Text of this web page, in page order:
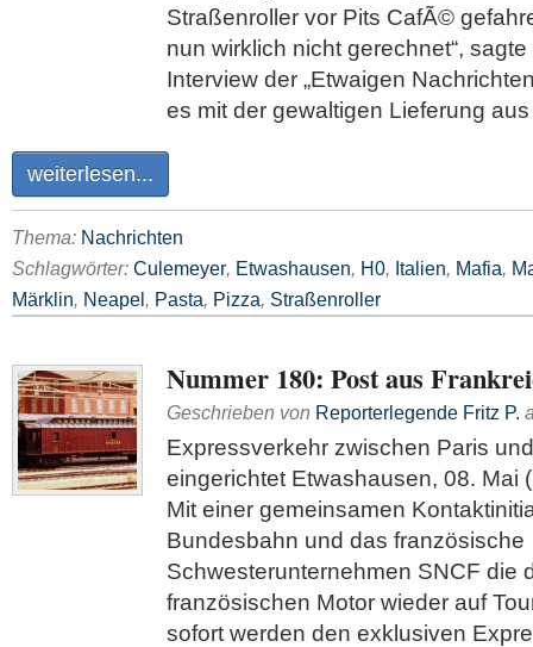
Straßenroller vor Pits CafÃ©
nun wirklich nicht gerechnet“,
Inter­view der „Etwaigen
es mit der gewaltigen Lieferung
weiterlesen...
Thema: Nachrichten
Schlagwörter: Culemeyer, Etwashausen, H0, Italien, Mafia,
Märklin, Neapel, Pasta, Pizza, Straßenroller
Nummer 180: Post aus
Geschrieben von Reporterlegende Fritz P.
Expressverkehr zwischen Paris
eingerichtet Etwashausen, 08. Mai
Mit einer gemeinsamen
Bundesbahn und das französische
Schwesterunternehmen SNCF die
französischen Motor wieder auf
sofort werden den exklusiven